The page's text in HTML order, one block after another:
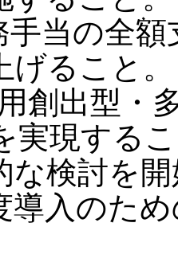
当の全額
ること。
創出型・
実現する
な検討を
導入のた